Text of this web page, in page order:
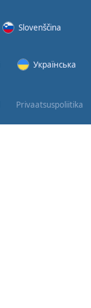
Slovenščina
Українська
Privaatsuspoliitika